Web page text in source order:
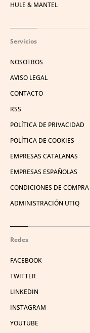
HULE & MANTEL
Servicios
NOSOTROS
AVISO LEGAL
CONTACTO
RSS
POLÍTICA DE PRIVACIDAD
POLÍTICA DE COOKIES
EMPRESAS CATALANAS
EMPRESAS ESPAÑOLAS
CONDICIONES DE COMPRA
ADMINISTRACIÓN UTIQ
Redes
FACEBOOK
TWITTER
LINKEDIN
INSTAGRAM
YOUTUBE